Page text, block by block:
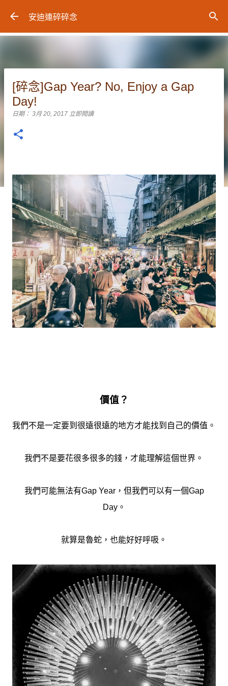
安迪連碎碎念
[碎念]Gap Year? No, Enjoy a Gap
Day!
日期： 3月 20, 2017 立即閱讀
價值？
我們不是一定要到很遠很遠的地方才能找到自己的價值。
我們不是要花很多很多的錢，才能理解這個世界。
我們可能無法有Gap Year，但我們可以有一個Gap
Day。
就算是魯蛇，也能好好呼吸。